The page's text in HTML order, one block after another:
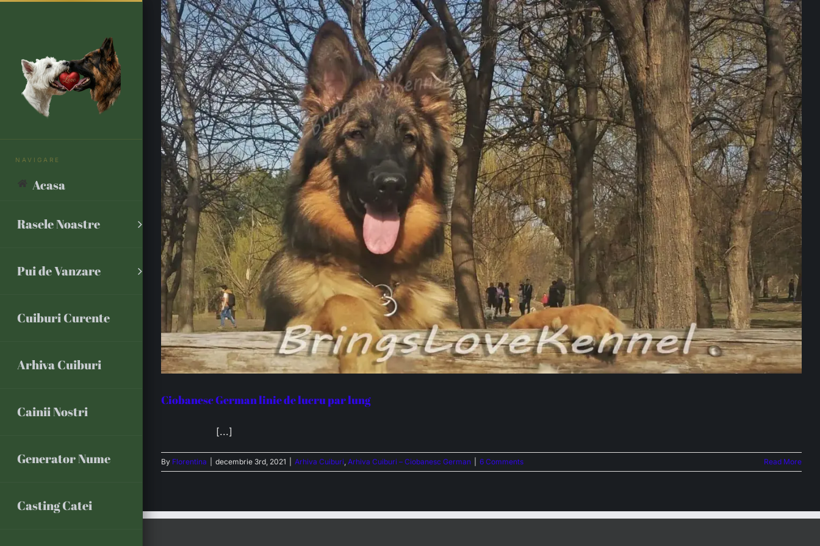
Acasa
Rasele Noastre
Pui de Vanzare
Cuiburi Curente
Arhiva Cuiburi
Cainii Nostri
Generator Nume
Casting Catei
Ciobanesc German linie de lucru par lung
[...]
By Florentina decembrie 3rd, 2021 Arhiva Cuiburi, Arhiva Cuiburi – Ciobanesc German 6 Comments Read More